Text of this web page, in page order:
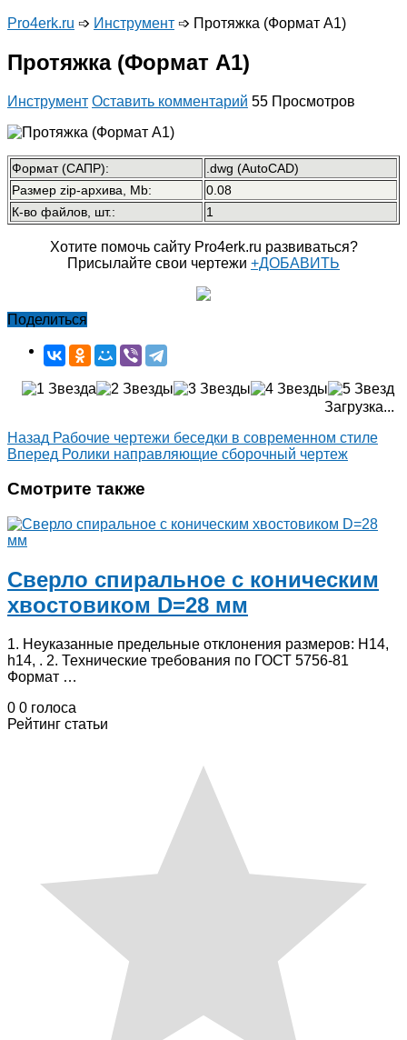
Pro4erk.ru ➩ Инструмент ➩ Протяжка (Формат А1)
Протяжка (Формат А1)
Инструмент Оставить комментарий 55 Просмотров
Формат (САПР):
.dwg (AutoCAD)
Размер zip-архива, Mb:
0.08
К-во файлов, шт.:
1
Хотите помочь сайту Pro4erk.ru развиваться?
Присылайте свои чертежи +ДОБАВИТЬ
Поделиться
Загрузка...
Назад Рабочие чертежи беседки в современном стиле
Вперед Ролики направляющие сборочный чертеж
Смотрите также
Сверло спиральное с коническим
хвостовиком D=28 мм
1. Неуказанные предельные отклонения размеров: Н14,
h14, . 2. Технические требования по ГОСТ 5756-81
Формат …
0 0 голоса
Рейтинг статьи